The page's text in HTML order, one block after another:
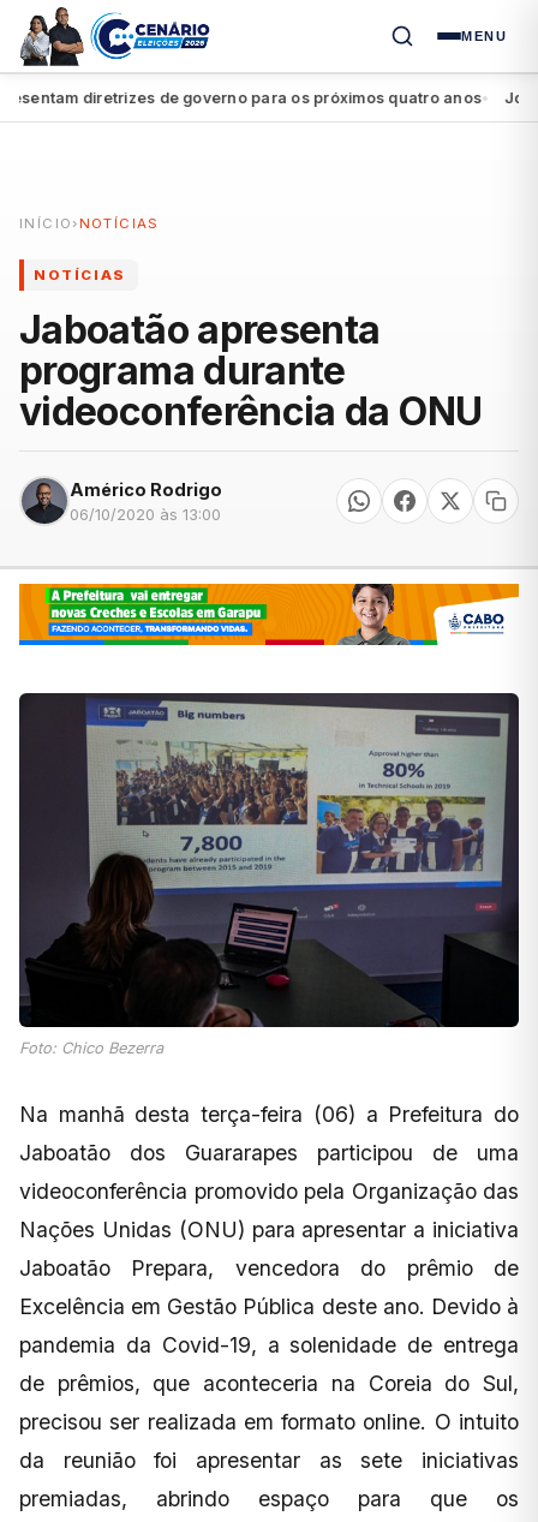
MENU
diretrizes de governo para os próximos quatro anos● João
INÍCIO › NOTÍCIAS
NOTÍCIAS
Jaboatão apresenta
programa durante
videoconferência da ONU
Américo Rodrigo
06/10/2020 às 13:00
Foto: Chico Bezerra
Na manhã desta terça-feira (06) a Prefeitura do
Jaboatão dos Guararapes participou de uma
videoconferência promovido pela Organização das
Nações Unidas (ONU) para apresentar a iniciativa
Jaboatão Prepara, vencedora do prêmio de
Excelência em Gestão Pública deste ano. Devido à
pandemia da Covid-19, a solenidade de entrega
de prêmios, que aconteceria na Coreia do Sul,
precisou ser realizada em formato online. O intuito
da reunião foi apresentar as sete iniciativas
premiadas, abrindo espaço para que os